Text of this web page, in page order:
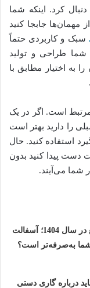
کرد. اینکه شما
مهمان‌ها جابجا کنید
سبک و کاربردی حتماً
شما طراحی و تولید
به اختیار مطابق با
است. اگر در یک
را دارید بهتر است
استفاده کنید. حال
دست پیدا کنید بدون
شما می‌آیند.
هزینه آسفالت هر متر مربع در سال 1404؛ آسفالت
شما به‌صرفه‌تر است؟
باید درباره گاری دستی